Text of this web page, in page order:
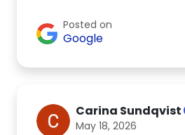
Posted on
Google
Carina Sundqvist
May 18, 2026